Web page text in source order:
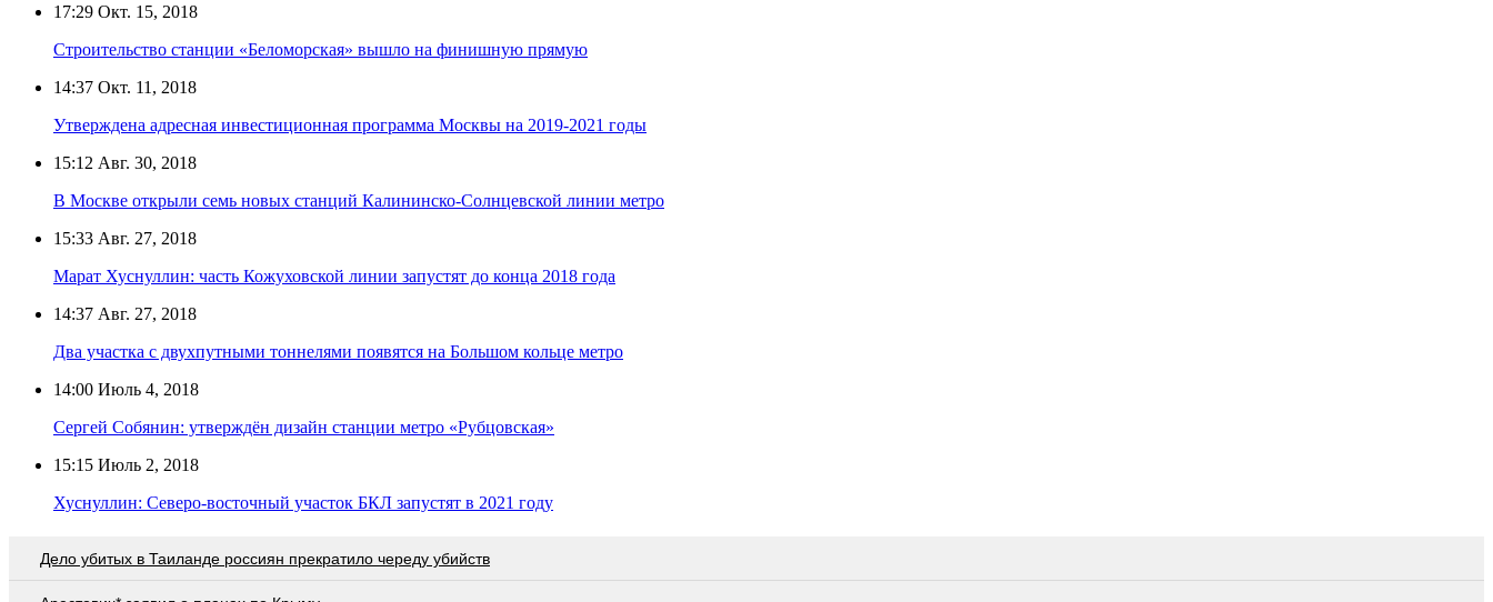
17:29 Окт. 15, 2018
Строительство станции «Беломорская» вышло на финишную прямую
14:37 Окт. 11, 2018
Утверждена адресная инвестиционная программа Москвы на 2019-2021 годы
15:12 Авг. 30, 2018
В Москве открыли семь новых станций Калининско-Солнцевской линии метро
15:33 Авг. 27, 2018
Марат Хуснуллин: часть Кожуховской линии запустят до конца 2018 года
14:37 Авг. 27, 2018
Два участка с двухпутными тоннелями появятся на Большом кольце метро
14:00 Июль 4, 2018
Сергей Собянин: утверждён дизайн станции метро «Рубцовская»
15:15 Июль 2, 2018
Хуснуллин: Северо-восточный участок БКЛ запустят в 2021 году
Дело убитых в Таиланде россиян прекратило череду убийств